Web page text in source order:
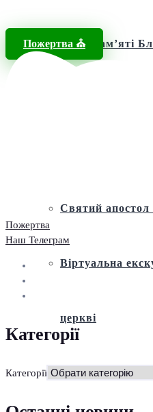
Фонд пам’яті
Святий апостол
Віртуальна
церкві
Історія
Пожертва ⛪️
Пожертва
Наш Телеграм
Категорії
Категорії